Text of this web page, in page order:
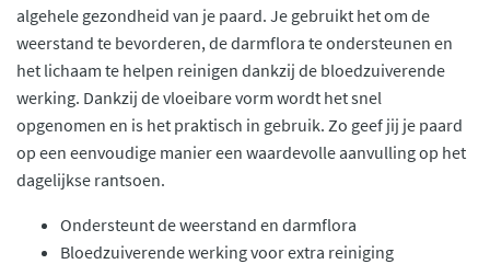
algehele gezondheid van je paard. Je gebruikt het om de
weerstand te bevorderen, de darmflora te ondersteunen en
het lichaam te helpen reinigen dankzij de bloedzuiverende
werking. Dankzij de vloeibare vorm wordt het snel
opgenomen en is het praktisch in gebruik. Zo geef jij je paard
op een eenvoudige manier een waardevolle aanvulling op het
dagelijkse rantsoen.
Ondersteunt de weerstand en darmflora
Bloedzuiverende werking voor extra reiniging